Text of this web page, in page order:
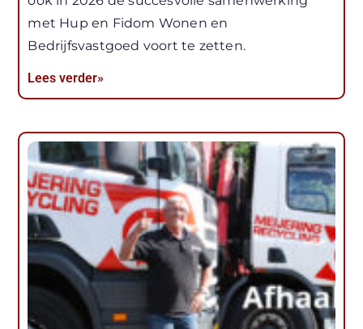
met Hup en Fidom Wonen en
Bedrijfsvastgoed voort te zetten.
Lees verder»